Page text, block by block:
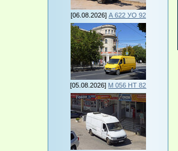
[06.08.2026] А 622 УО 92
[05.08.2026] М 056 НТ 82